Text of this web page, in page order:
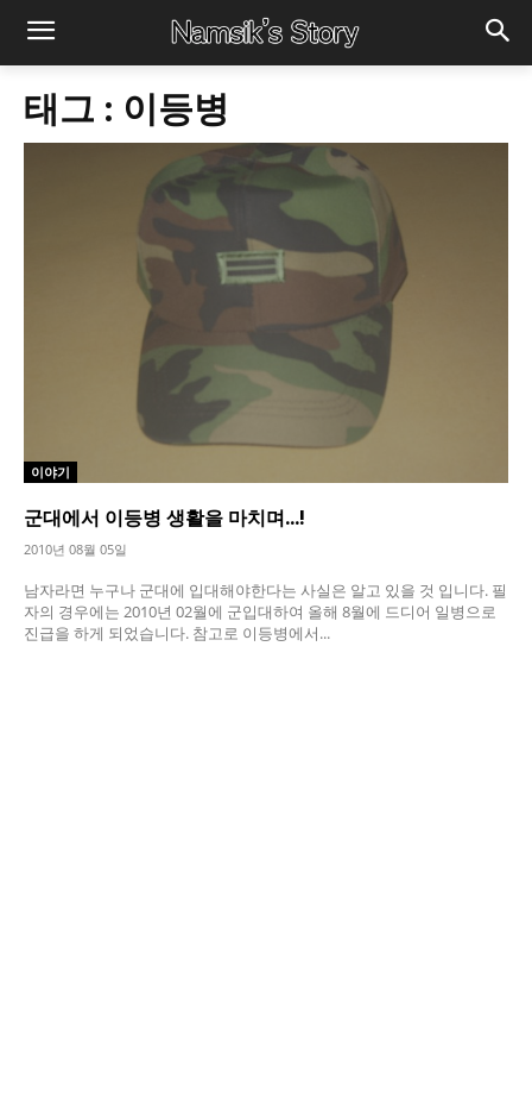
태그 : 이등병
이야기
군대에서 이등병 생활을 마치며…!
2010년 08월 05일
남자라면 누구나 군대에 입대해야한다는 사실은 알고 있을 것 입니다. 필
자의 경우에는 2010년 02월에 군입대하여 올해 8월에 드디어 일병으로
진급을 하게 되었습니다. 참고로 이등병에서...